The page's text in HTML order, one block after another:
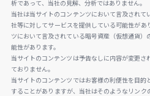
析であって、当社の見解、分析ではありません。
当社は当サイトのコンテンツにおいて言及され
社等に対してサービスを提供している可能性が
ツにおいて言及されている暗号資産（仮想通貨
能性があります。
当サイトのコンテンツは予告なしに内容が変更
ておりません。
当サイトのコンテンツではお客様の利便性を目
することがありますが、当社はそのようなリン